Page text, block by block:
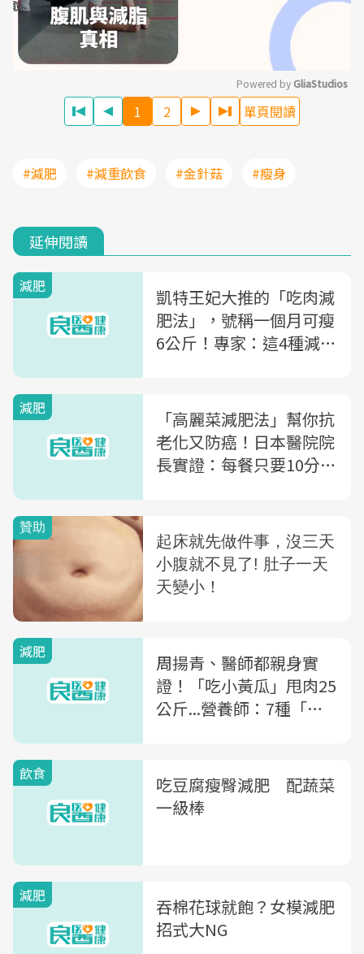
Mute
Powered by GliaStudios
1 2 單頁閱讀
#減肥 #減重飲食 #金針菇 #瘦身
延伸閱讀
減肥
凱特王妃大推的「吃肉減
肥法」，號稱一個月可瘦
6公斤！專家：這4種減肥
減肥
「高麗菜減肥法」幫你抗
老化又防癌！日本醫院院
長實證：每餐只要10分
減肥
周揚青、醫師都親身實
證！「吃小黃瓜」甩肉25
公斤...營養師：7種「負
飲食
吃豆腐瘦臀減肥 配蔬菜
一級棒
減肥
吞棉花球就飽？女模減肥
招式大NG